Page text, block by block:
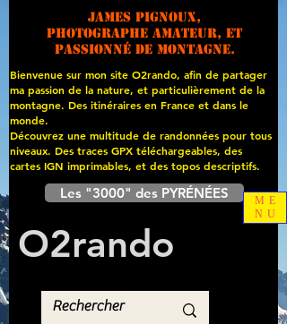
James PIGNOUX,
photographe amateur, et
passionné de montagne.
Bienvenue sur mon site O2rando, afin de partager
ma passion de la nature, et particulièrement de la
montagne. Des itinéraires en France et dans le
monde.
Découvrez une multitude de randonnées pour tous
niveaux. Des traces GPX téléchargeables, des
cartes IGN imprimables, et des topos descriptifs.
Les "3000" des PYRÉNÉES
O2rando
ME
NU